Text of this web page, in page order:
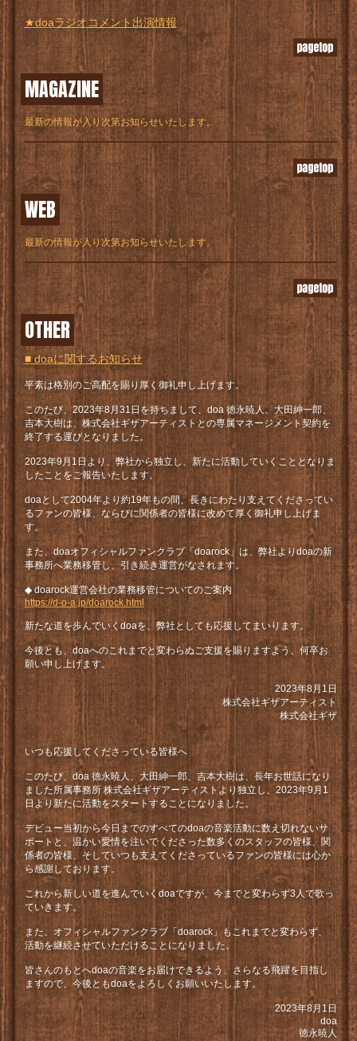
★doaラジオコメント出演情報
MAGAZINE
最新の情報が入り次第お知らせいたします。
WEB
最新の情報が入り次第お知らせいたします。
OTHER
■ doaに関するお知らせ
平素は格別のご高配を賜り厚く御礼申し上げます。
このたび、2023年8月31日を持ちまして、doa 徳永暁人、大田紳一郎、
吉本大樹は、株式会社ギザアーティストとの専属マネージメント契約を
終了する運びとなりました。
2023年9月1日より、弊社から独立し、新たに活動していくこととなりま
したことをご報告いたします。
doaとして2004年より約19年もの間、長きにわたり支えてくださってい
るファンの皆様、ならびに関係者の皆様に改めて厚く御礼申し上げま
す。
また、doaオフィシャルファンクラブ「doarock」は、弊社よりdoaの新
事務所へ業務移管し、引き続き運営がなされます。
◆ doarock運営会社の業務移管についてのご案内
https://d-o-a.jp/doarock.html
新たな道を歩んでいくdoaを、弊社としても応援してまいります。
今後とも、doaへのこれまでと変わらぬご支援を賜りますよう、何卒お
願い申し上げます。
2023年8月1日
株式会社ギザアーティスト
株式会社ギザ
いつも応援してくださっている皆様へ
このたび、doa 徳永暁人、大田紳一郎、吉本大樹は、長年お世話になり
ました所属事務所 株式会社ギザアーティストより独立し、2023年9月1
日より新たに活動をスタートすることになりました。
デビュー当初から今日までのすべてのdoaの音楽活動に数え切れないサ
ポートと、温かい愛情を注いでくださった数多くのスタッフの皆様、関
係者の皆様、そしていつも支えてくださっているファンの皆様には心か
ら感謝しております。
これから新しい道を進んでいくdoaですが、今までと変わらず3人で歌っ
ていきます。
また、オフィシャルファンクラブ「doarock」もこれまでと変わらず、
活動を継続させていただけることになりました。
皆さんのもとへdoaの音楽をお届けできるよう、さらなる飛躍を目指し
ますので、今後ともdoaをよろしくお願いいたします。
2023年8月1日
doa
徳永暁人